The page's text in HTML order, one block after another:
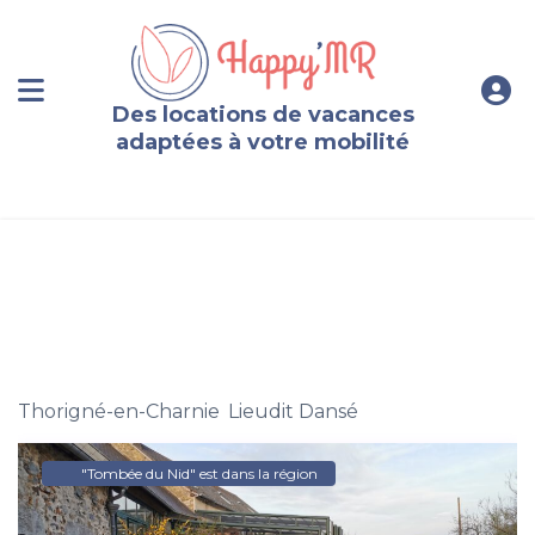
Des locations de vacances
adaptées à votre mobilité
Thorigné-en-Charnie Lieudit Dansé
"Tombée du Nid" est dans la région